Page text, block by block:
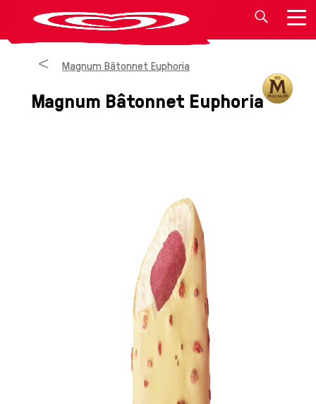
Magnum Bâtonnet Euphoria
Magnum Bâtonnet Euphoria